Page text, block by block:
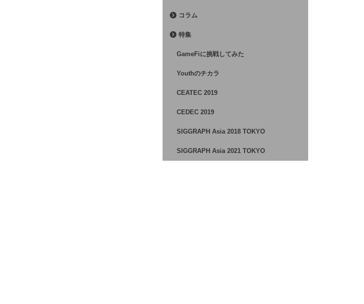
コラム
特集
GameFiに挑戦してみた
Youthのチカラ
CEATEC 2019
CEDEC 2019
SIGGRAPH Asia 2018 TOKYO
SIGGRAPH Asia 2021 TOKYO